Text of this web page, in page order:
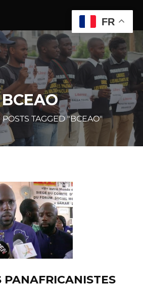
BCEAO
POSTS TAGGED "BCEAO"
PANAFRICANISTES
FR